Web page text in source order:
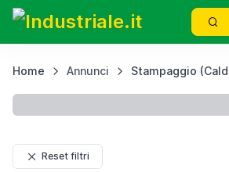
Home Annunci Stampaggio
Reset filtri